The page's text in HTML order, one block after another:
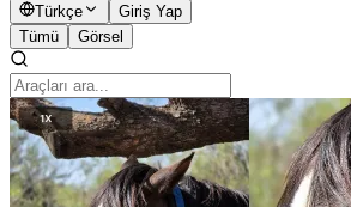
Türkçe
Giriş Yap
Tümü
Görsel